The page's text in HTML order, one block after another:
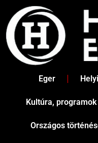
content
Eger
Kultúra, programok
Országos